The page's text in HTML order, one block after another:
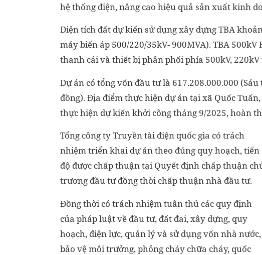
hệ thống điện, nâng cao hiệu quả sản xuất kinh
Diện tích đất dự kiến sử dụng xây dựng TBA
máy biến áp 500/220/35kV- 900MVA). TBA
thanh cái và thiết bị phân phối phía 500kV,
Dự án có tổng vốn đầu tư là 617.208.000.000
đồng). Địa điểm thực hiện dự án tại xã Quốc
thực hiện dự kiến khởi công tháng 9/2025, hoàn
Tổng công ty Truyền tài điện quốc gia có trách
nhiệm triển khai dự án theo đúng quy hoạch, tiến
độ được chấp thuận tại Quyết định chấp thuận
trương đầu tư đồng thời chấp thuận nhà đầu tư.
Đồng thời có trách nhiệm tuân thủ các quy định
của pháp luật về đầu tư, đất đai, xây dựng, quy
hoạch, điện lực, quản lý và sử dụng vốn nhà nước,
bảo vệ môi trưởng, phỏng cháy chữa cháy, quốc